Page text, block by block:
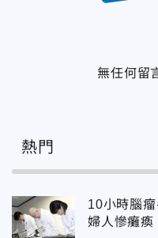
無任何留
熱門
10小時腦
婦人慘癱瘓